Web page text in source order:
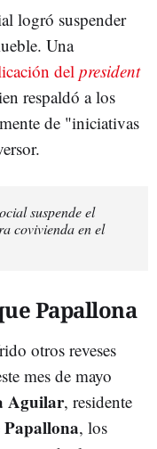
logró suspender
Una
del president
respaldó a los
de "iniciativas
suspende el
covivienda en el
Papallona
otros reveses
mes de mayo
Aguilar, residente
, los